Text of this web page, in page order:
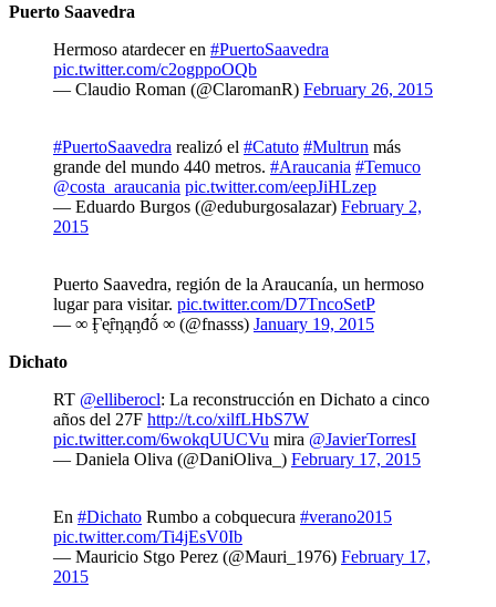
Puerto Saavedra
Hermoso atardecer en #PuertoSaavedra
pic.twitter.com/c2ogppoOQb
— Claudio Roman (@ClaromanR) February 26, 2015
#PuertoSaavedra realizó el #Catuto #Multrun más
grande del mundo 440 metros. #Araucania #Temuco
@costa_araucania pic.twitter.com/eepJiHLzep
— Eduardo Burgos (@eduburgosalazar) February 2,
2015
Puerto Saavedra, región de la Araucanía, un hermoso
lugar para visitar. pic.twitter.com/D7TncoSetP
— ∞ Ӻᶒȓᶇąᶇđṍ ∞ (@fnasss) January 19, 2015
Dichato
RT @elliberocl: La reconstrucción en Dichato a cinco
años del 27F http://t.co/xilfLHbS7W
pic.twitter.com/6wokqUUCVu mira @JavierTorresI
— Daniela Oliva (@DaniOliva_) February 17, 2015
En #Dichato Rumbo a cobquecura #verano2015
pic.twitter.com/Ti4jEsV0Ib
— Mauricio Stgo Perez (@Mauri_1976) February 17,
2015